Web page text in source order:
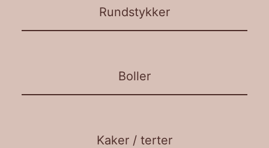
Rundstykker
Boller
Kaker / terter